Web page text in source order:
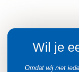
Wil je
Omdat wij niet